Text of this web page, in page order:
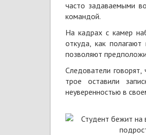
часто задаваемыми
командой.
На кадрах с камер
откуда, как полагают
позволяют
Следователи
трое оставили
неуверенностью в